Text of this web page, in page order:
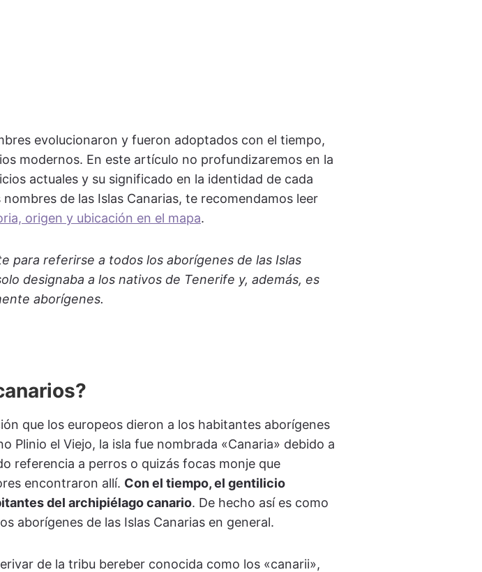
evolucionaron y fueron adoptados con el tiempo,
modernos. En este artículo no profundizaremos en la
actuales y su significado en la identidad de cada
de las Islas Canarias, te recomendamos leer
origen y ubicación en el mapa.
para referirse a todos los aborígenes de las Islas
designaba a los nativos de Tenerife y, además, es
aborígenes.
que los europeos dieron a los habitantes aborígenes
Plinio el Viejo, la isla fue nombrada «Canaria» debido a
referencia a perros o quizás focas monje que
encontraron allí. Con el tiempo, el gentilicio
del archipiélago canario. De hecho así es como
aborígenes de las Islas Canarias en general.
de la tribu bereber conocida como los «canarii»,